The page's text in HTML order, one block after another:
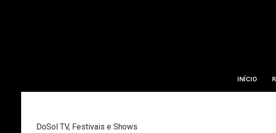
INÍCIO
DoSol TV, Festivais e Shows